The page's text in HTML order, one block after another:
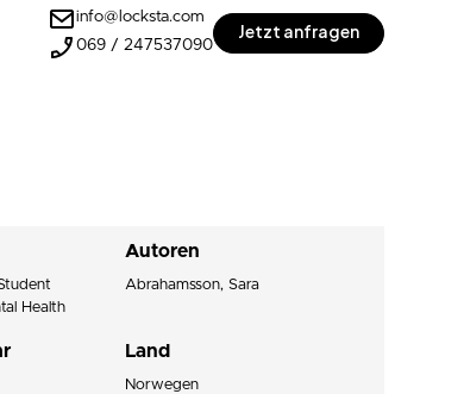
info@locksta.com
069 / 247537090
Jetzt anfragen
Health
Autoren
Abrahamsson, Sara
Land
Norwegen